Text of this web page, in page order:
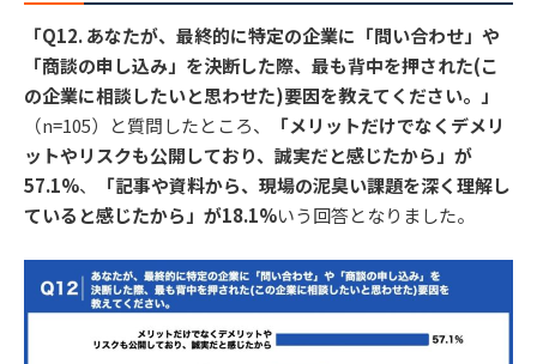
「Q12. あなたが、最終的に特定の企業に「問い合わせ」や
「商談の申し込み」を決断した際、最も背中を押された(こ
の企業に相談したいと思わせた)要因を教えてください。」
（n=105）と質問したところ、
「メリットだけでなくデメリ
ットやリスクも公開しており、誠実だと感じたから」が
57.1%、
「記事や資料から、現場の泥臭い課題を深く理解し
ていると感じたから」が18.1%いう回答となりました。